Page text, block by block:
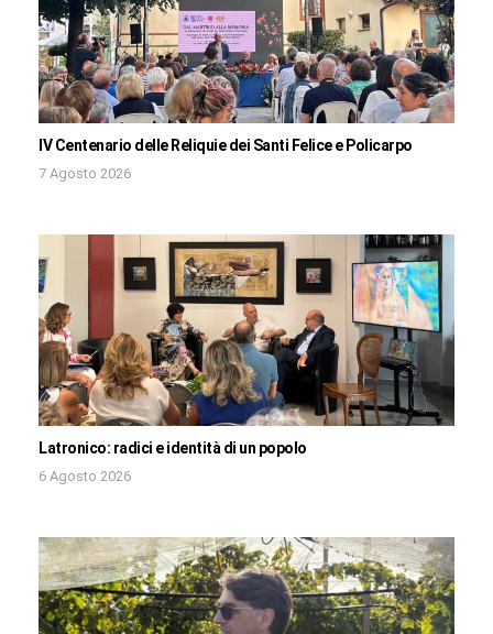
IV Centenario delle Reliquie dei Santi Felice e Policarpo
7 Agosto 2026
Latronico: radici e identità di un popolo
6 Agosto 2026